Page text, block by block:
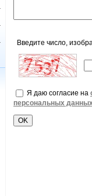
Введите число,
Я даю согласие на
персональных